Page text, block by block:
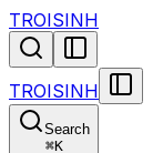
TROISINH
TROISINH
Search
⌘K